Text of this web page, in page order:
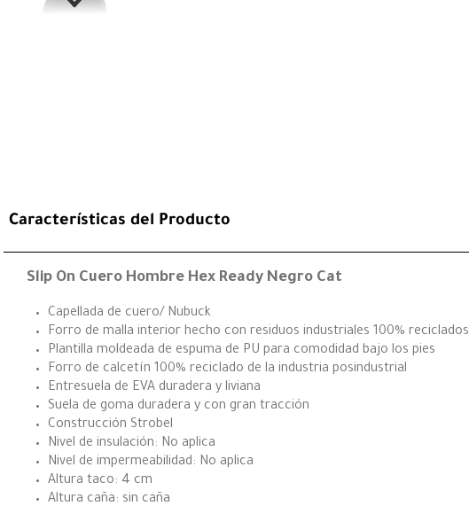
Características del Producto
Slip On Cuero Hombre Hex Ready Negro Cat
Capellada de cuero/ Nubuck
Forro de malla interior hecho con residuos industriales 100% reciclados
Plantilla moldeada de espuma de PU para comodidad bajo los pies
Forro de calcetín 100% reciclado de la industria posindustrial
Entresuela de EVA duradera y liviana
Suela de goma duradera y con gran tracción
Construcción Strobel
Nivel de insulación: No aplica
Nivel de impermeabilidad: No aplica
Altura taco: 4 cm
Altura caña: sin caña